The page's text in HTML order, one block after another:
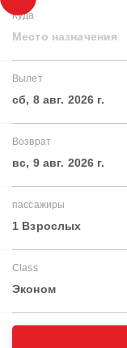
Куда
Место назначения
Вылет
сб, 8 авг. 2026 г.
Возврат
вс, 9 авг. 2026 г.
пассажиры
1 Взрослых
Class
Эконом